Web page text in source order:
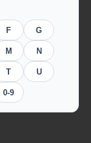
F G
M N
T U
0-9